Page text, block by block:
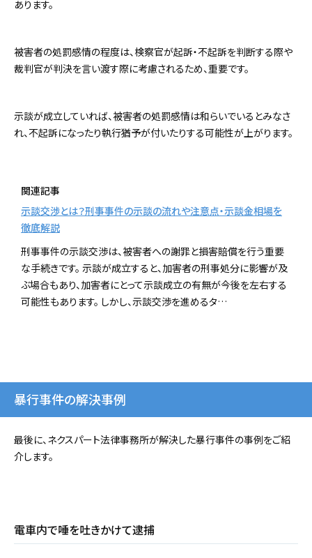
あります。
被害者の処罰感情の程度は、検察官が起訴・不起訴を判断する際や
裁判官が判決を言い渡す際に考慮されるため、重要です。
示談が成立していれば、被害者の処罰感情は和らいでいるとみなさ
れ、不起訴になったり執行猶予が付いたりする可能性が上がります。
関連記事
示談交渉とは？刑事事件の示談の流れや注意点・示談金相場を
徹底解説
刑事事件の示談交渉は、被害者への謝罪と損害賠償を行う重要
な手続きです。 示談が成立すると、加害者の刑事処分に影響が及
ぶ場合もあり、加害者にとって示談成立の有無が今後を左右する
可能性もあります。 しかし、示談交渉を進めるタ…
暴行事件の解決事例
最後に、ネクスパート法律事務所が解決した暴行事件の事例をご紹
介します。
電車内で唾を吐きかけて逮捕